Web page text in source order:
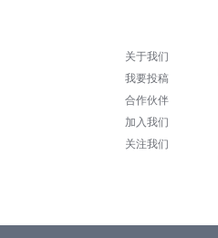
关于我们
我要投稿
合作伙伴
加入我们
关注我们